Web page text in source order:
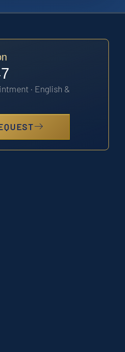
· English &